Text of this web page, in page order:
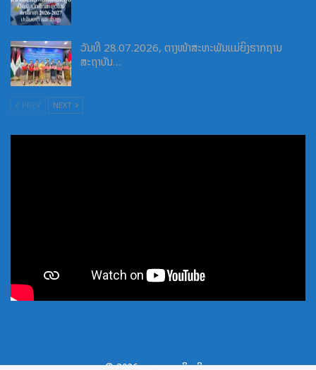
ວັນທີ 28.07.2026, ຕາງໜ້າສະຫະພັນແມ່ຍິງຮາກຖານ
ສະຖາບັນ…
PREV NEXT